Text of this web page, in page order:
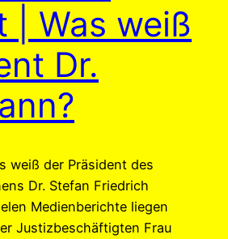
| Was weiß
Dr.
weiß der Präsident des
Dr. Stefan Friedrich
Medienberichte liegen
Justizbeschäftigten Frau